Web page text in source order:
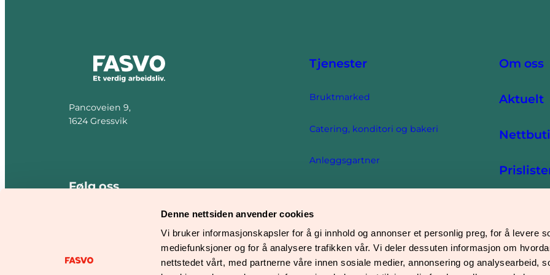
Denne nettsiden anvender cookies
Vi bruker informasjonskapsler for å gi innhold og annonser et personlig preg, for å levere
mediefunksjoner og for å analysere trafikken vår. Vi deler dessuten informasjon om
nettstedet vårt, med partnerne våre innen sosiale medier, annonsering og analysearbeid,
Pancoveien 9,
1624 Gressvik
Følg oss
Instagram
Tjenester
Bruktmarked
Catering, konditori og bakeri
Anleggsgartner
Hjelpemidler
Om oss
Aktuelt